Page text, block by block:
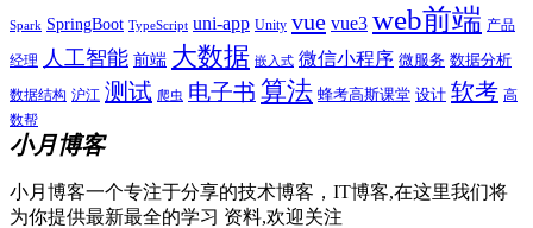
Spark SpringBoot TypeScript uni-app Unity vue vue3 web前端 产品
经理 人工智能 前端 大数据 嵌入式 微信小程序 微服务 数据分析
数据结构 沪江 测试 爬虫 电子书 算法 蜂考高斯课堂 设计 软考 高
数帮
小月博客
小月博客一个专注于分享的技术博客，IT博客,在这里我们将
为你提供最新最全的学习 资料,欢迎关注